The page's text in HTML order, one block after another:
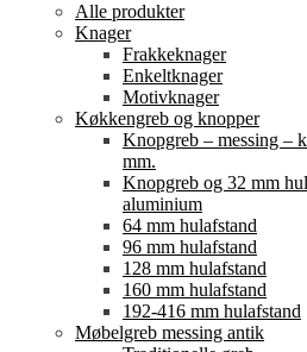
Alle produkter
Knager
Frakkeknager
Enkeltknager
Motivknager
Køkkengreb og knopper
Knopgreb – messing –
mm.
Knopgreb og 32 mm
aluminium
64 mm hulafstand
96 mm hulafstand
128 mm hulafstand
160 mm hulafstand
192-416 mm hulafstand
Møbelgreb messing antik